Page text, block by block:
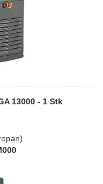
13000 - 1 Stk